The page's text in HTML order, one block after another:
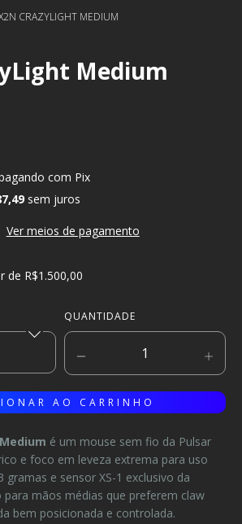
CRAZYLIGHT MEDIUM
Medium
com Pix
sem juros
Ver meios de pagamento
de R$1.500,00
QUANTIDADE
é um mouse sem fio da Pulsar
e foco em leveza extrema para uso
gramas e sensor XS-1 exclusivo da
para mãos médias que preferem claw
bem posicionada e controlada.